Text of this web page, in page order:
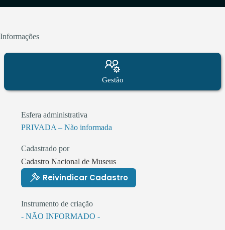
Informações
Gestão
Esfera administrativa
PRIVADA – Não informada
Cadastrado por
Cadastro Nacional de Museus
Reivindicar Cadastro
Instrumento de criação
- NÃO INFORMADO -